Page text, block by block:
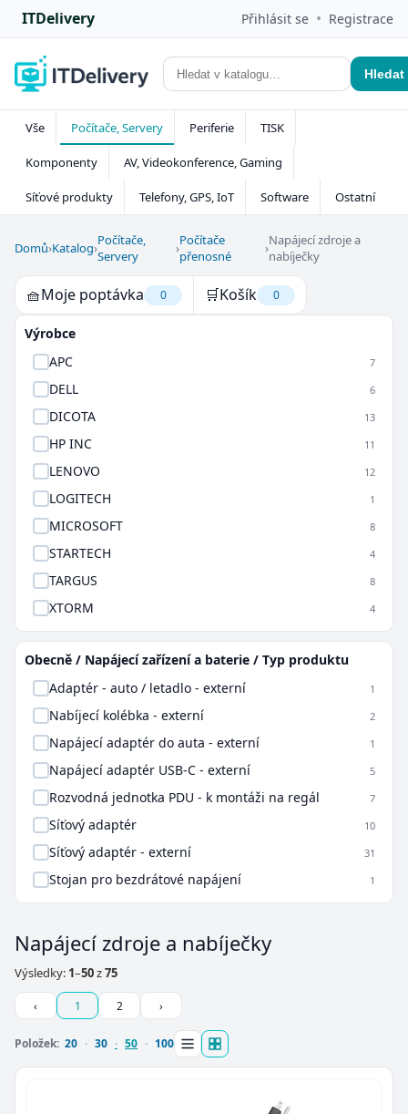
ITDelivery Přihlásit se • Registrace
Hledat
Vše Počítače, Servery Periferie TISK
Komponenty AV, Videokonference, Gaming
Síťové produkty Telefony, GPS, IoT Software Ostatní
Domů›Katalog›Počítače,
Servery
›Počítače
přenosné
›Napájecí zdroje a
nabíječky
🧺Moje poptávka 0 🛒Košík 0
Výrobce
APC
7
DELL 6
DICOTA 13
HP INC 11
LENOVO 12
LOGITECH 1
MICROSOFT 8
STARTECH 4
TARGUS 8
XTORM 4
Obecně / Napájecí zařízení a baterie / Typ produktu
Adaptér - auto / letadlo - externí
1
Nabíjecí kolébka - externí 2
Napájecí adaptér do auta - externí 1
Napájecí adaptér USB-C - externí 5
Rozvodná jednotka PDU - k montáži na regál 7
Síťový adaptér 10
Síťový adaptér - externí 31
Stojan pro bezdrátové napájení 1
Napájecí zdroje a nabíječky
Výsledky: 1–50z75
‹ 1 2 ›
Položek: 20 30 50 100